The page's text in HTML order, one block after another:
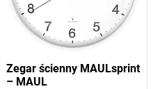
Zegar ścienny MAULsprint
– MAUL